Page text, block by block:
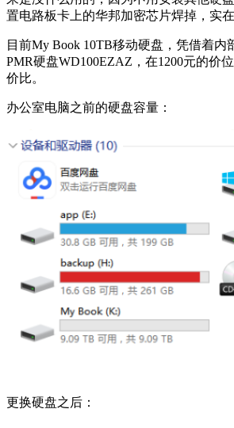
置电路板卡上的华邦加密芯片焊掉，实在
目前My Book 10TB移动硬盘，凭借着内
PMR硬盘WD100EZAZ，在1200元的价
价比。
办公室电脑之前的硬盘容量：
更换硬盘之后：